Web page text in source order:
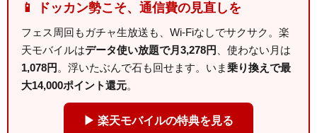
📱 ドッカン勢こそ、通信費の見直しを
フェス周回もガチャ生放送も、Wi-Fiなしでサクサク。楽
天モバイルはデータ使い放題で月3,278円
、使わない月は
1,078円 。浮いたぶんで石も回せます。いま乗り換えで最
大14,000ポイント還元。
▶ 楽天モバイルの特典を見る